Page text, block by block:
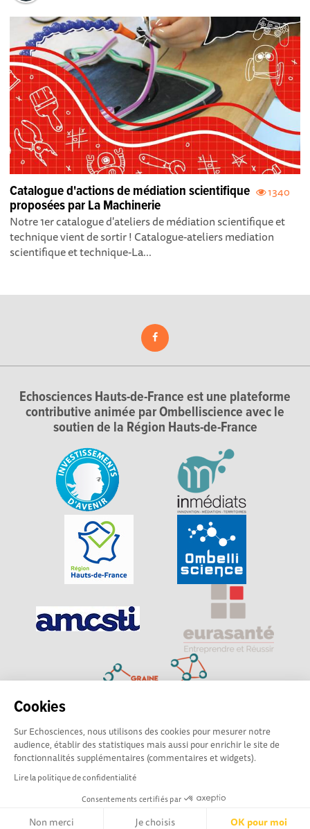
Cookies
Sur Echosciences, nous utilisons des cookies pour mesurer notre
audience, établir des statistiques mais aussi pour enrichir le site de
fonctionnalités supplémentaires (commentaires et widgets).
Lire la politique de confidentialité
Consentements certifiés par
Non merci Je choisis OK pour moi
1340
Catalogue d'actions de médiation scientifique
proposées par La Machinerie
Notre 1er catalogue d'ateliers de médiation scientifique et
technique vient de sortir ! Catalogue-ateliers mediation
scientifique et technique-La...
Echosciences Hauts-de-France est une plateforme
contributive animée par Ombelliscience avec le
soutien de la Région Hauts-de-France
Explorer, s’exprimer, rentrer en contact : Echosciences
Hauts-de-France est le réseau social des amateurs de
sciences et de technologies du territoire
Mentions légales|Politique de confidentialité
Ligne éditoriale